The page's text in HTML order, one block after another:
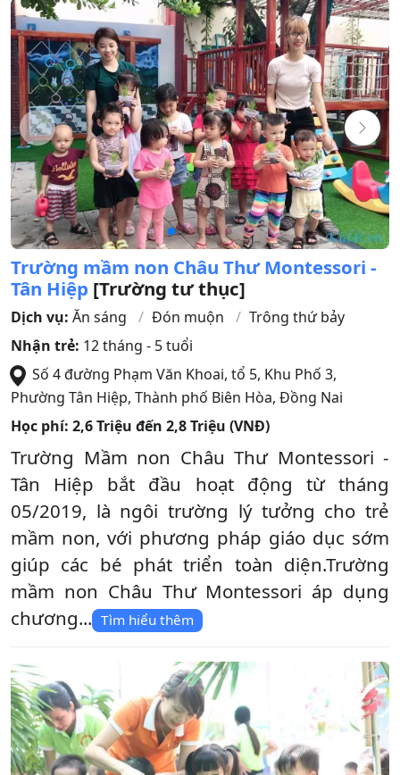
Trường mầm non Châu Thư Montessori -
Tân Hiệp [Trường tư thục]
Dịch vụ: Ăn sáng Đón muộn
Trông thứ bảy
Nhận trẻ: 12 tháng - 5 tuổi
Số 4 đường Phạm Văn Khoai, tổ 5, Khu Phố 3,
Phường Tân Hiệp, Thành phố Biên Hòa, Đồng Nai
Học phí: 2,6 Triệu đến 2,8 Triệu (VNĐ)
Trường Mầm non Châu Thư Montessori -
Tân Hiệp bắt đầu hoạt động từ tháng
05/2019, là ngôi trường lý tưởng cho trẻ
mầm non, với phương pháp giáo dục sớm
giúp các bé phát triển toàn diện.Trường
mầm non Châu Thư Montessori áp dụng
chương... Tìm hiểu thêm